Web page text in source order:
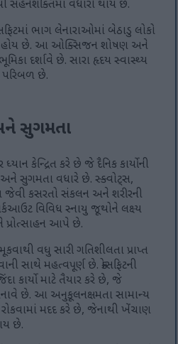
સહનશક્તિમાં વધારો થાય છે.
ભાગ લેનારાઓમાં બેઠાડુ લોકો
હોય છે. આ ઓક્સિજન શોષણ અને
દર્શાવે છે. સારા હૃદય સ્વાસ્થ્ય
પરિબળ છે.
સુગમતા
કેન્દ્રિત કરે છે જે દૈનિક કાર્યોની
સુગમતા વધારે છે. સ્ક્વોટ્સ,
કસરતો સંકલન અને શરીરની
વિવિધ સ્નાયુ જૂથોને લક્ષ્ય
પ્રોત્સાહન આપે છે.
વધુ સારી ગતિશીલતા પ્રાપ્ત
સાથે મહત્વપૂર્ણ છે. ક્રોસફિટની
કાર્યો માટે તૈયાર કરે છે, જે
છે. આ અનુકૂલનક્ષમતા સામાન્ય
મદદ કરે છે, જેનાથી ખેંચાણ
છે.